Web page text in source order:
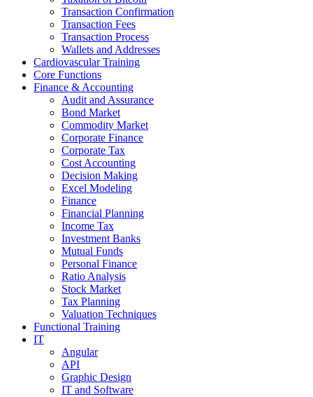
Transaction Confirmation
Transaction Fees
Transaction Process
Wallets and Addresses
Cardiovascular Training
Core Functions
Finance & Accounting
Audit and Assurance
Bond Market
Commodity Market
Corporate Finance
Corporate Tax
Cost Accounting
Decision Making
Excel Modeling
Finance
Financial Planning
Income Tax
Investment Banks
Mutual Funds
Personal Finance
Ratio Analysis
Stock Market
Tax Planning
Valuation Techniques
Functional Training
IT
Angular
API
Graphic Design
IT and Software